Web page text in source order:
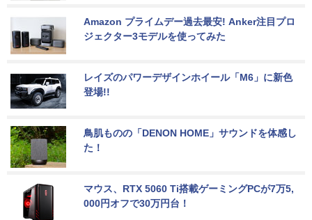
Amazon プライムデー過去最安! Anker注目プロ
ジェクター3モデルを使ってみた
レイズのパワーデザインホイール「M6」に新色
登場!!
鳥肌ものの「DENON HOME」サウンドを体感し
た！
マウス、RTX 5060 Ti搭載ゲーミングPCが7万5,
000円オフで30万円台！